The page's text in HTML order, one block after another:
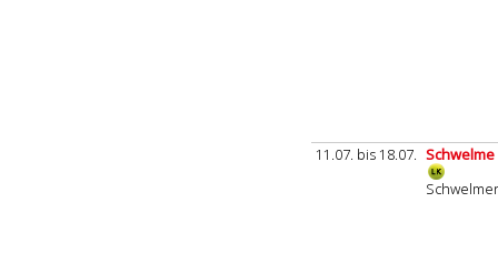
11.07. bis 18.07.